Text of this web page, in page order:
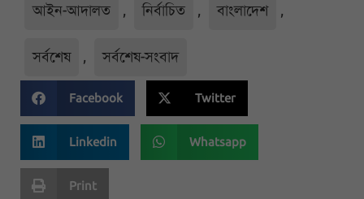
আইন-আদালত , নির্বাচিত , বাংলাদেশ ,
সর্বশেষ , সর্বশেষ-সংবাদ
Facebook Twitter
Linkedin Whatsapp
Print